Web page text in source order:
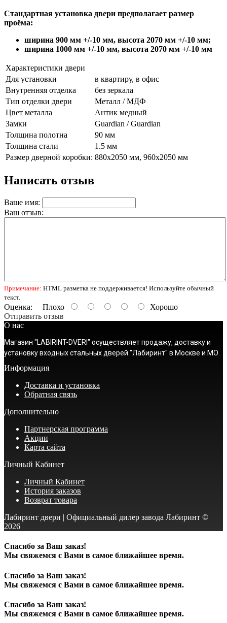
Стандартная установка двери предполагает размер
проёма:
ширина 900 мм +/-10 мм, высота 2070 мм +/-10 мм;
ширина 1000 мм +/-10 мм, высота 2070 мм +/-10 мм
Характеристики двери
Для установки
в квартиру, в офис
Внутренняя отделка
без зеркала
Тип отделки двери
Металл / МДФ
Цвет металла
Антик медный
Замки
Guardian / Guardian
Толщина полотна
90 мм
Толщина стали
1.5 мм
Размер дверной коробки: 880х2050 мм, 960х2050 мм
Написать отзыв
Ваше имя:
Ваш отзыв:
Примечание: HTML разметка не поддерживается! Используйте обычный
текст.
Оценка: Плохо
Хорошо
Отправить отзыв
О нас
Магазин "LABIRINT-DVERI" осуществляет продажу, доставку и
установку входных стальных дверей "Лабиринт" в Москве и МО.
Информация
Доставка и установка
Обратная связь
Дополнительно
Партнерская программа
Акции
Карта сайта
Личный Кабинет
Личный Кабинет
История заказов
Возврат товара
Лабиринт двери | Официальный дилер завода Лабиринт ©
2026
Спасибо за Ваш заказ!
Мы свяжемся с Вами в самое ближайшее время.
Спасибо за Ваш заказ!
Мы свяжемся с Вами в самое ближайшее время.
Спасибо за Ваш заказ!
Мы свяжемся с Вами в самое ближайшее время.